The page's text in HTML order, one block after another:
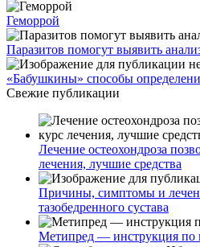
Геморрой
Паразитов помогут выявить
«Бабушкины» способы
Свежие публикации
Лечение остеохондроза
лечения, лучшие средства
Причины, симптомы и
тазобедренного сустава
Метипред — инструкция